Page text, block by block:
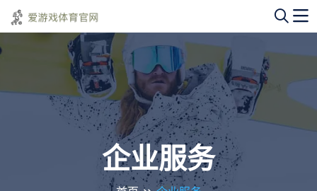
企业服务